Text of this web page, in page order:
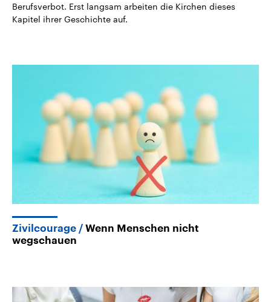
Berufsverbot. Erst langsam arbeiten die Kirchen dieses
Kapitel ihrer Geschichte auf.
Zivilcourage
Wenn Menschen nicht
wegschauen